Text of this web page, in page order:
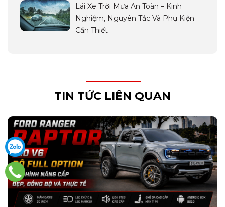
Lái Xe Trời Mưa An Toàn – Kinh
Nghiệm, Nguyên Tắc Và Phụ Kiện
Cần Thiết
TIN TỨC LIÊN QUAN